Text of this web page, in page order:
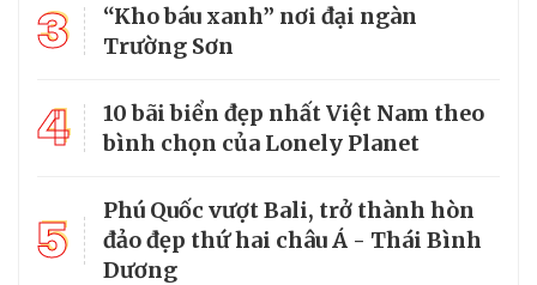
3
“Kho báu xanh” nơi đại ngàn
Trường Sơn
4
10 bãi biển đẹp nhất Việt Nam theo
bình chọn của Lonely Planet
5
Phú Quốc vượt Bali, trở thành hòn
đảo đẹp thứ hai châu Á - Thái Bình
Dương